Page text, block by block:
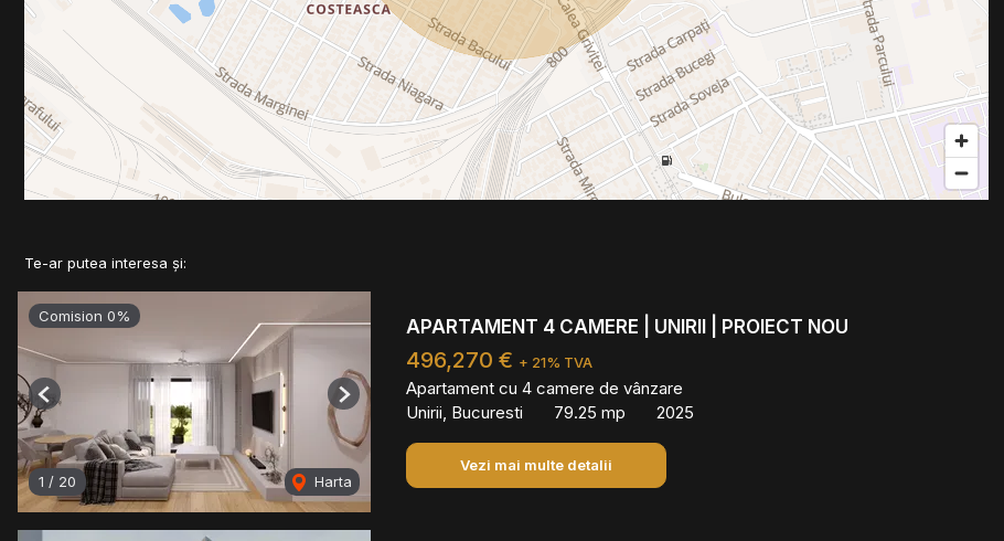
Te-ar putea interesa și:
Comision 0%
1 / 20 Harta
Previous Next
APARTAMENT 4 CAMERE | UNIRII | PROIECT NOU
496,270 € + 21% TVA
Apartament cu 4 camere de vânzare
Unirii, Bucuresti
79.25 mp 2025
Vezi mai multe detalii